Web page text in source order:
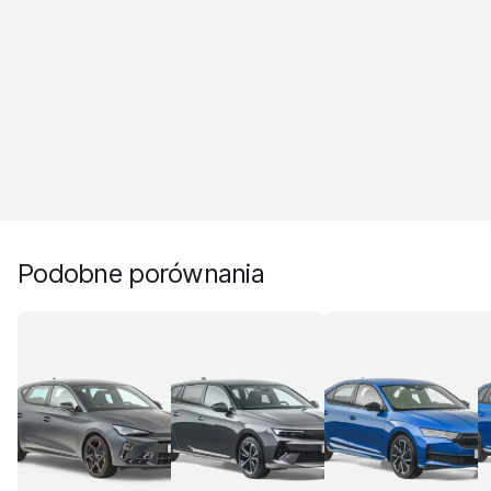
Podobne porównania